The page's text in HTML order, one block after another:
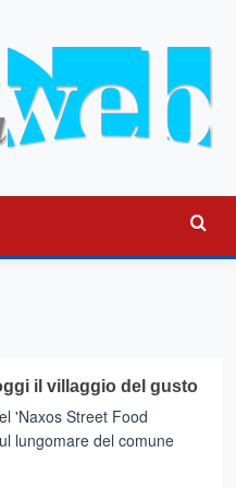
il villaggio del gusto
'Naxos Street Food
lungomare del comune